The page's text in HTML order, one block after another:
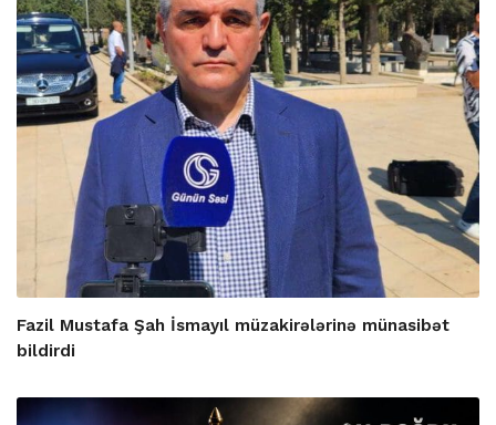
Fazil Mustafa Şah İsmayıl müzakirələrinə münasibət
bildirdi